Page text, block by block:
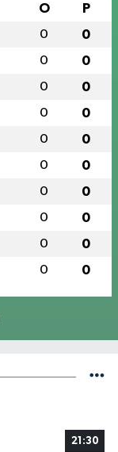
O P
0 0
0 0
0 0
0 0
0 0
0 0
0 0
0 0
0 0
0 0
21:30